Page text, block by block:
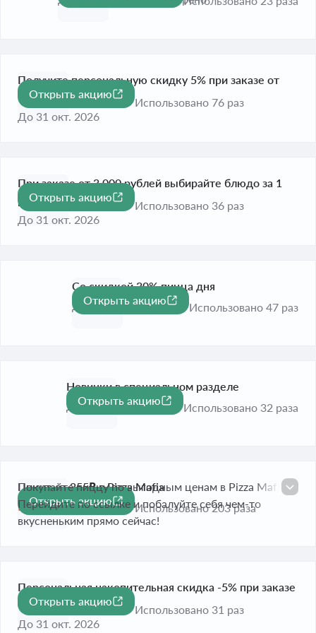
-5%
Получите персональную скидку 5% при заказе от
1000 рублей
До 31 окт. 2026
Открыть акцию
Использовано 76 раз
При заказе от 3 000 рублей выбирайте блюдо за 1
рубль
До 31 окт. 2026
Открыть акцию
Использовано 36 раз
-30%
Со скидкой 30% пицца дня
До 31 окт. 2026
Открыть акцию
Использовано 47 раз
Новинки в специальном разделе
До 31 окт. 2026
Открыть акцию
Использовано 32 раза
Пицца от 355₽ в Pizza Mafia
Истекает сегодня
Покупайте пиццу по выгодным ценам в Pizza Mafia.
Перейдите по ссылке и побалуйте себя чем-то
вкусненьким прямо сейчас!
Открыть акцию
Использовано 203 раза
-5%
Персональная накопительная скидка -5% при заказе
от 1 000 рублей
До 31 окт. 2026
Открыть акцию
Использовано 31 раз